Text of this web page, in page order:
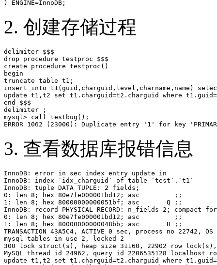
2. 创建存储过程
delimiter $$$
drop procedure testproc $$$
create procedure testproc()
begin
truncate table t1;
insert into t1(guid,charguid,level,charname,name)
update t1,t2 set t1.charguid=t2.charguid where
end $$$
delimiter ;
mysql> call testbug();
3. 查看数据库报错信息
InnoDB: error in sec index entry update in
InnoDB: index `idx_charguid` of table `test`.`t1`
InnoDB: tuple DATA TUPLE: 2 fields;
0: len 8; hex 80e7fe000001bd12; asc         ;;
1: len 8; hex 80000000000051bf; asc       Q ;;
InnoDB: record PHYSICAL RECORD: n_fields 2; compact
0: len 8; hex 80e7fe000001bd12; asc         ;;
1: len 8; hex 80000000000048bb; asc       H ;;
TRANSACTION 43A5C4, ACTIVE 0 sec, process no
mysql tables in use 2, locked 2
300 lock struct(s), heap size 31160, 22902 row
MySQL thread id 24962, query id 2206535128 localhost
update t1,t2 set t1.charguid=t2.charguid where